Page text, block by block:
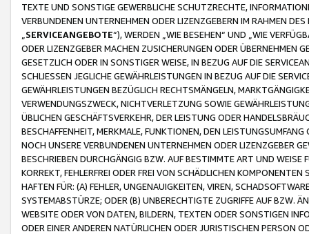
TEXTE UND SONSTIGE GEWERBLICHE SCHUTZRECHTE,
VERBUNDENEN UNTERNEHMEN ODER LIZENZGEBERN IM RAHMEN
SERVICEANGEBOTE“), WERDEN „WIE BESEHEN“ UND „WIE
ODER LIZENZGEBER MACHEN ZUSICHERUNGEN ODER ÜBERNEHMEN
GESETZLICH ODER IN SONSTIGER WEISE, IN BEZUG AUF DIE
SCHLIESSEN JEGLICHE GEWÄHRLEISTUNGEN IN BEZUG AUF DIE
GEWÄHRLEISTUNGEN BEZÜGLICH RECHTSMÄNGELN,
VERWENDUNGSZWECK, NICHTVERLETZUNG SOWIE
ÜBLICHEN GESCHÄFTSVERKEHR, DER LEISTUNG ODER
BESCHAFFENHEIT, MERKMALE, FUNKTIONEN, DEN
NOCH UNSERE VERBUNDENEN UNTERNEHMEN ODER LIZENZGEBER
BESCHRIEBEN DURCHGÄNGIG BZW. AUF BESTIMMTE ART UND
KORREKT, FEHLERFREI ODER FREI VON SCHÄDLICHEN
HAFTEN FÜR: (A) FEHLER, UNGENAUIGKEITEN, VIREN,
SYSTEMABSTÜRZE; ODER (B) UNBERECHTIGTE ZUGRIFFE AUF BZW.
WEBSITE ODER VON DATEN, BILDERN, TEXTEN ODER SONSTIGEN
ODER EINER ANDEREN NATÜRLICHEN ODER JURISTISCHEN PERSON